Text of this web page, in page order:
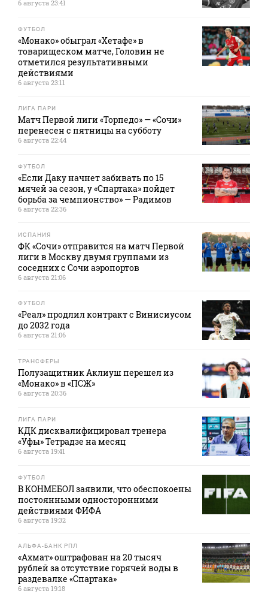
6 августа 23:41
ФУТБОЛ
«Монако» обыграл «Хетафе» в
товарищеском матче, Головин не
отметился результативными
действиями
6 августа 23:11
ЛИГА ПАРИ
Матч Первой лиги «Торпедо» — «Сочи»
перенесен с пятницы на субботу
6 августа 22:44
ФУТБОЛ
«Если Даку начнет забивать по 15
мячей за сезон, у «Спартака» пойдет
борьба за чемпионство» — Радимов
6 августа 22:36
ИСПАНИЯ
ФК «Сочи» отправится на матч Первой
лиги в Москву двумя группами из
соседних с Сочи аэропортов
6 августа 21:06
ФУТБОЛ
«Реал» продлил контракт с Винисиусом
до 2032 года
6 августа 21:06
ТРАНСФЕРЫ
Полузащитник Аклиуш перешел из
«Монако» в «ПСЖ»
6 августа 20:36
ЛИГА ПАРИ
КДК дисквалифицировал тренера
«Уфы» Тетрадзе на месяц
6 августа 19:41
ФУТБОЛ
В КОНМЕБОЛ заявили, что обеспокоены
постоянными односторонними
действиями ФИФА
6 августа 19:32
АЛЬФА-БАНК РПЛ
«Ахмат» оштрафован на 20 тысяч
рублей за отсутствие горячей воды в
раздевалке «Спартака»
6 августа 19:18